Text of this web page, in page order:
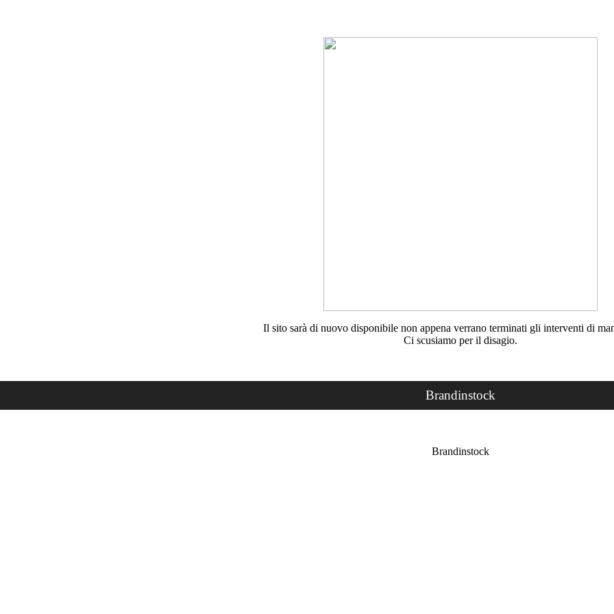
Il sito sarà di nuovo disponibile non appena verrano terminati gli interventi di
Ci scusiamo per il disagio.
Brandinstock
Brandinstock